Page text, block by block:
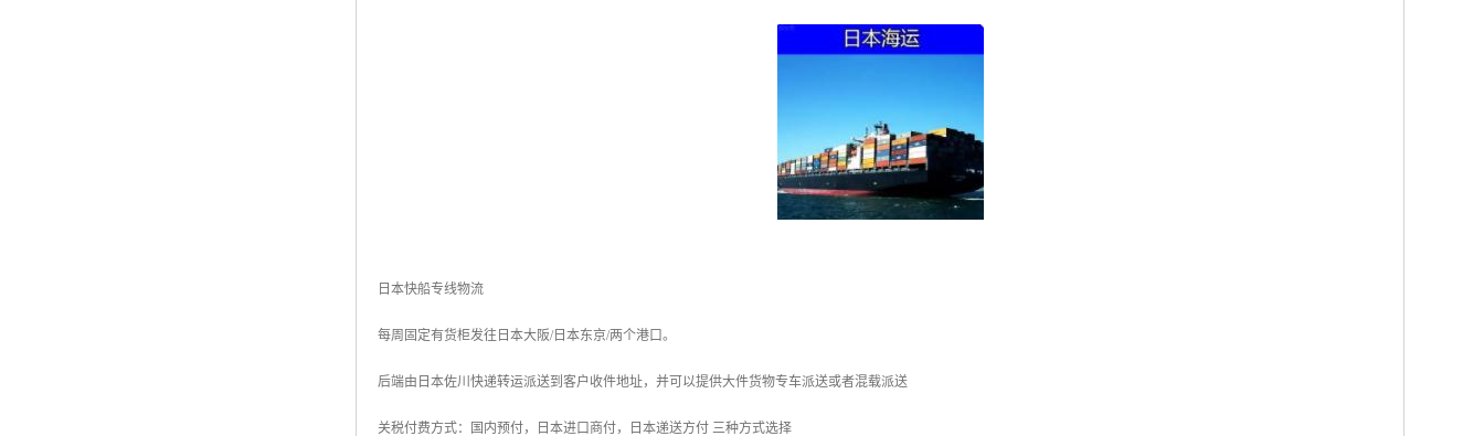
日本快船专线物流
每周固定有货柜发往日本大阪/日本东京/两个港口。
后端由日本佐川快递转运派送到客户收件地址，并可以提供大件货物专车派送或者混载派送
关税付费方式：国内预付，日本进口商付，日本递送方付 三种方式选择